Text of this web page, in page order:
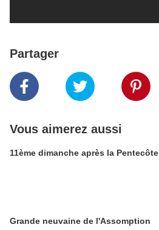
Partager
Vous aimerez aussi
11ème dimanche après la Pentecôte
Grande neuvaine de l'Assomption